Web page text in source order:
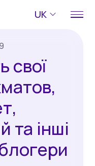
UK
свої
та інші